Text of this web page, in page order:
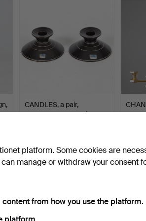
CANDLES, a pair,
stoneware, Bernt Friberg,…
32 USD
Bernt
platform. Some cookies are
manage or withdraw your consent
from how you use the platform.